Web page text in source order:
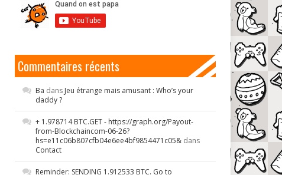
Commentaires récents
Ba dans Jeu étrange mais amusant : Who’s your
daddy ?
+ 1.978714 BTC.GET - https://graph.org/Payout-
from-Blockchaincom-06-26?
hs=e11c06b807cfb04e6ee4bf9854471c05& dans
Contact
Reminder: SENDING 1.912533 BTC. Go to